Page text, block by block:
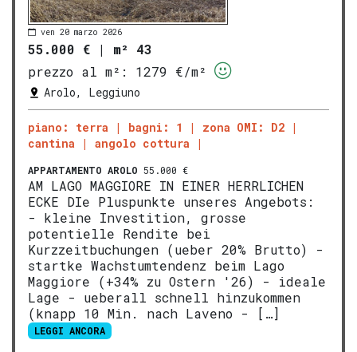
ven 20 marzo 2026
55.000 € | m² 43
prezzo al m²:
1279 €/m²
Arolo, Leggiuno
piano: terra bagni: 1
zona OMI: D2
cantina
angolo cottura
APPARTAMENTO AROLO 55.000 €
AM LAGO MAGGIORE IN EINER HERRLICHEN
ECKE DIe Pluspunkte unseres Angebots:
- kleine Investition, grosse
potentielle Rendite bei
Kurzzeitbuchungen (ueber 20% Brutto) -
startke Wachstumtendenz beim Lago
Maggiore (+34% zu Ostern '26) - ideale
Lage - ueberall schnell hinzukommen
(knapp 10 Min. nach Laveno - […]
LEGGI ANCORA